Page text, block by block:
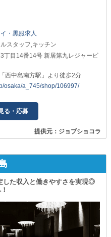
・黒服求人
スタッフ,キッチン
丁目14番14号 新居第九レジャービ
西中島南方駅」より徒歩2分
osaka/a_745/shop/106997/
る・応募
提供元：ジョブショコラ
した収入と働きやすさを実現◎